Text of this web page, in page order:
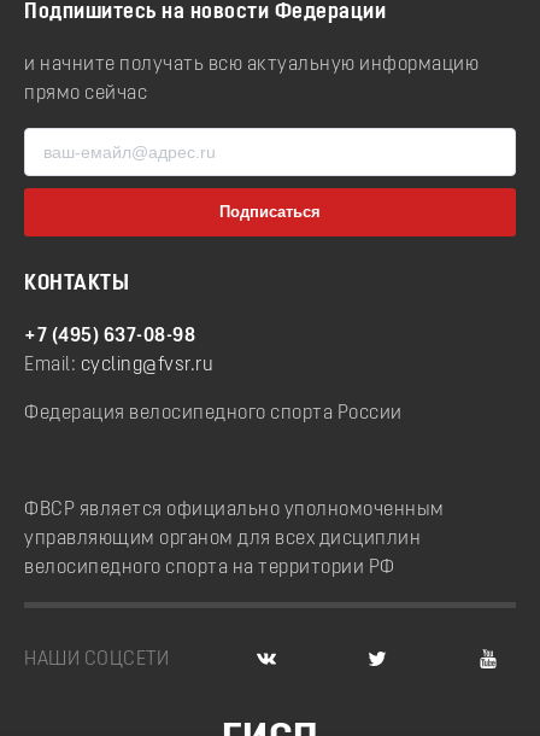
Подпишитесь на новости Федерации
и начните получать всю актуальную информацию
прямо сейчас
КОНТАКТЫ
+7 (495) 637-08-98
Email: cycling@fvsr.ru
Федерация велосипедного спорта России
ФВСР является официально уполномоченным
управляющим органом для всех дисциплин
велосипедного спорта на территории РФ
НАШИ СОЦСЕТИ